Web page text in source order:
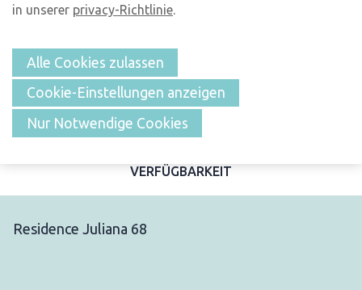
ÜBERSICHT
VERFÜGBARKEIT
Residence Juliana 68
in unserer privacy-Richtlinie.
Alle Cookies zulassen
Cookie-Einstellungen anzeigen
Nur Notwendige Cookies